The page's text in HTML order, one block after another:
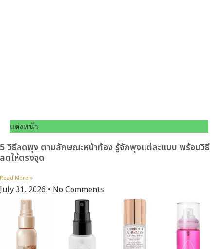
แต่งหน้า
5 วิธีลดพุง ตามลักษณะหน้าท้อง รู้จักพุงแต่ละแบบ พร้อมวิธี
ลดให้ตรงจุด
Read More »
July 31, 2026 No Comments